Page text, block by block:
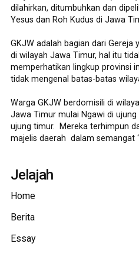
dilahirkan, ditumbuhkan dan
Yesus dan Roh Kudus di Jawa
GKJW adalah bagian dari Gereja
di wilayah Jawa Timur, hal itu
memperhatikan lingkup provinsi
tidak mengenal batas-batas
Warga GKJW berdomisili di
Jawa Timur mulai Ngawi di
ujung timur. Mereka terhimpun
majelis daerah dalam semangat
Jelajah
Home
Berita
Essay